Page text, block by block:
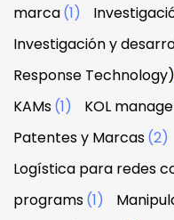
marca(1)
Investigación y
Response Technology)
KAMs(1) KOL
Patentes y Marcas(2)
Logística para redes
programs(1)